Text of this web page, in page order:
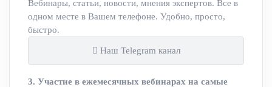
Вебинары, статьи, новости, мнения экспертов. Все в
одном месте в Вашем телефоне. Удобно, просто,
быстро.
Наш Telegram канал
3. Участие в ежемесячных вебинарах на самые